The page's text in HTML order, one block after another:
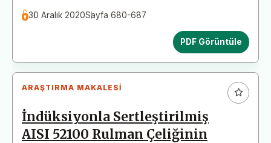
30 Aralık 2020Sayfa 680-687
PDF Görüntüle
ARAŞTIRMA MAKALESI
İndüksiyonla Sertleştirilmiş
AISI 52100 Rulman Çeliğinin